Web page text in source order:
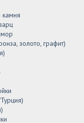
камня
золото, графит)